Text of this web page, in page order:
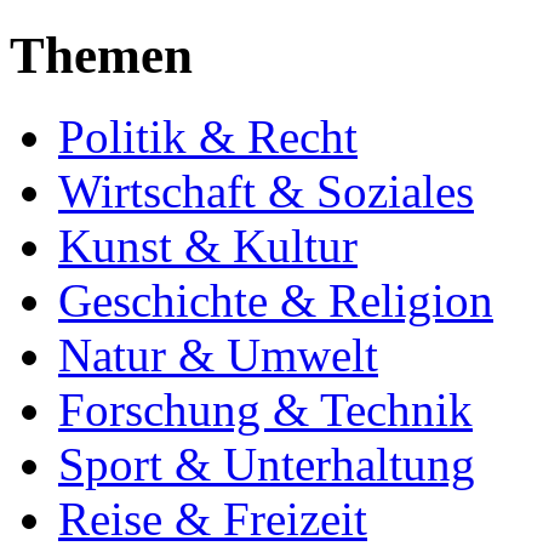
Themen
Politik & Recht
Wirtschaft & Soziales
Kunst & Kultur
Geschichte & Religion
Natur & Umwelt
Forschung & Technik
Sport & Unterhaltung
Reise & Freizeit